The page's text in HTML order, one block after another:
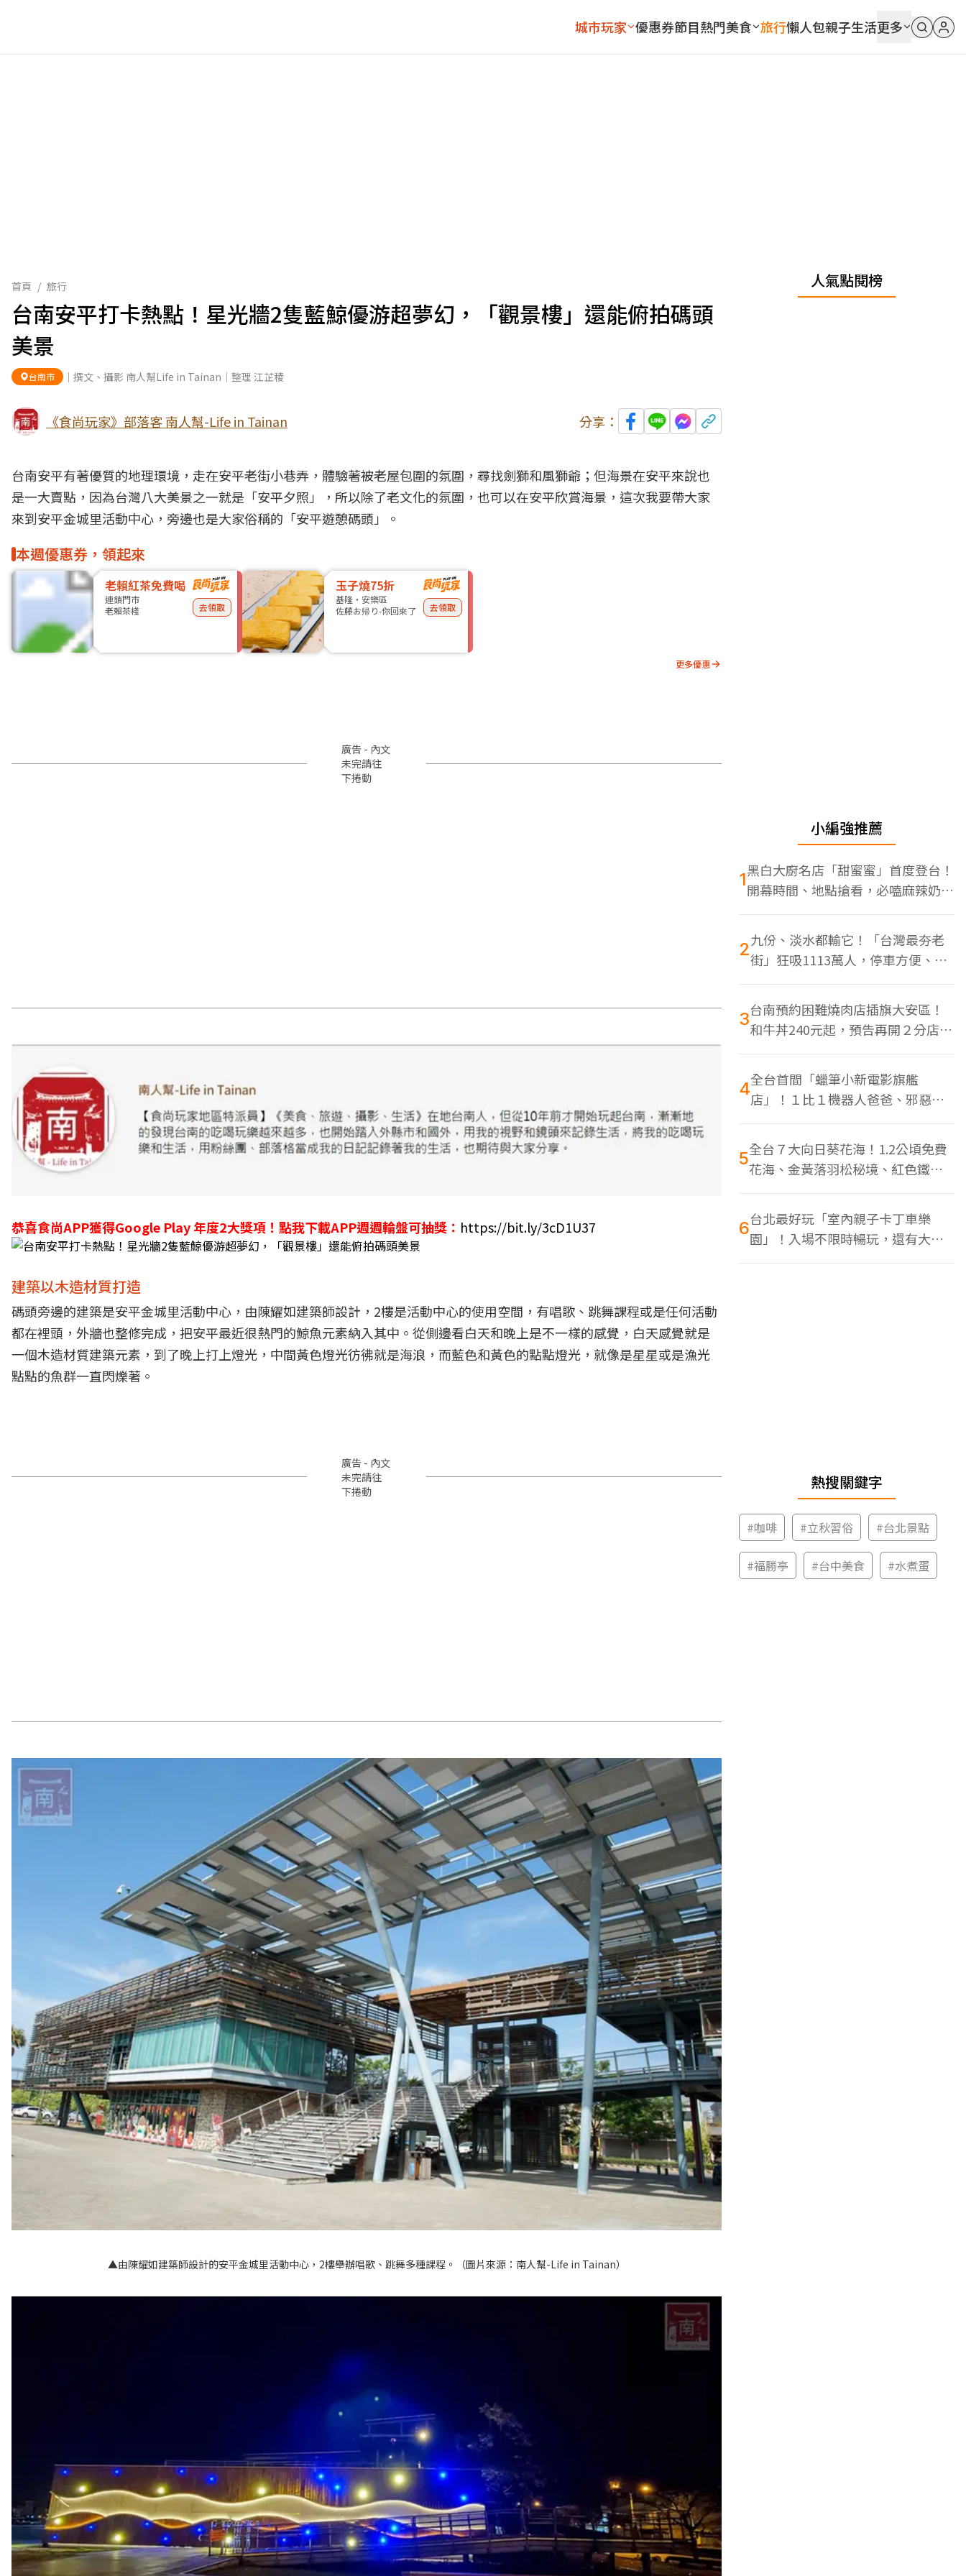
城市玩家 優惠券節目熱門美食 旅行懶人包親子生活更多
首頁 / 旅行
台南安平打卡熱點！星光牆2隻藍鯨優游超夢幻，「觀景樓」還能俯拍碼頭
美景
台南市 ｜撰文、攝影 南人幫Life in Tainan｜整理 江芷稜
《食尚玩家》部落客 南人幫-Life in Tainan 分享：
台南安平有著優質的地理環境，走在安平老街小巷弄，體驗著被老屋包圍的氛圍，尋找劍獅和風獅爺；但海景在安平來說也
是一大賣點，因為台灣八大美景之一就是「安平夕照」，所以除了老文化的氛圍，也可以在安平欣賞海景，這次我要帶大家
來到安平金城里活動中心，旁邊也是大家俗稱的「安平遊憩碼頭」。
本週優惠券，領起來
老賴紅茶免費喝
連鎖門市
老賴茶棧
去領取
玉子燒75折
基隆・安樂區
佐藤お帰り-你回來了
去領取
更多優惠
廣告 - 內文
未完請往
下捲動
恭喜食尚APP獲得Google Play 年度2大獎項！ 點我下載APP週週輪盤可抽獎： https://bit.ly/3cD1U37
建築以木造材質打造
碼頭旁邊的建築是安平金城里活動中心，由陳耀如建築師設計，2樓是活動中心的使用空間，有唱歌、跳舞課程或是任何活動
都在裡頭，外牆也整修完成，把安平最近很熱門的鯨魚元素納入其中。從側邊看白天和晚上是不一樣的感覺，白天感覺就是
一個木造材質建築元素，到了晚上打上燈光，中間黃色燈光彷彿就是海浪，而藍色和黃色的點點燈光，就像是星星或是漁光
點點的魚群一直閃爍著。
廣告 - 內文
未完請往
下捲動
▲由陳耀如建築師設計的安平金城里活動中心，2樓舉辦唱歌、跳舞多種課程。（圖片來源： 南人幫-Life in Tainan）
人氣點閱榜
小編強推薦
1黑白大廚名店「甜蜜蜜」首度登台！
開幕時間、地點搶看，必嗑麻辣奶油
蝦
2九份、淡水都輸它！「台灣最夯老
街」狂吸1113萬人，停車方便、特
色美食多
3台南預約困難燒肉店插旗大安區！
和牛丼240元起，預告再開２分店、
地點曝光
4全台首間「蠟筆小新電影旗艦
店」！１比１機器人爸爸、邪惡正
男，百款周邊買翻
5全台７大向日葵花海！1.2公頃免費
花海、金黃落羽松秘境、紅色鐵橋
同框
6台北最好玩「室內親子卡丁車樂
園」！入場不限時暢玩，還有大螢
幕Switch遊戲區
熱搜關鍵字
#咖啡 #立秋習俗 #台北景點
#福勝亭 #台中美食 #水煮蛋